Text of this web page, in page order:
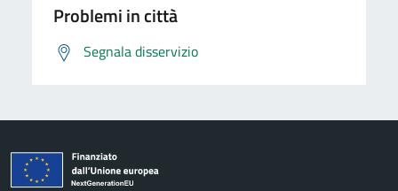
Problemi in città
Segnala disservizio